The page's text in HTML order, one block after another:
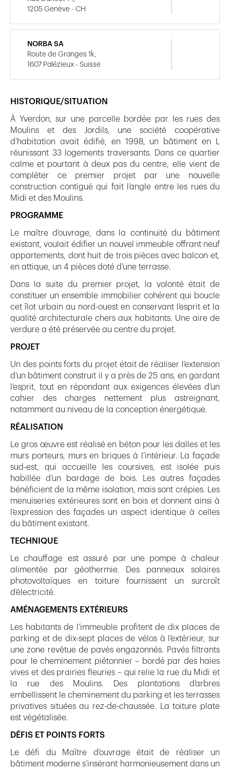
HISTORIQUE/SITUATION
À Yverdon, sur une parcelle bordée par les rues des
Moulins et des Jordils, une société coopérative
d’habitation avait édifié, en 1998, un bâtiment en L
réunissant 33 logements traversants. Dans ce quartier
calme et pourtant à deux pas du centre, elle vient de
compléter ce premier projet par une nouvelle
construction contiguë qui fait l’angle entre les rues du
Midi et des Moulins.
PROGRAMME
Le maître d’ouvrage, dans la continuité du bâtiment
existant, voulait édifier un nouvel immeuble offrant neuf
appartements, dont huit de trois pièces avec balcon et,
en attique, un 4 pièces doté d’une terrasse.
Dans la suite du premier projet, la volonté était de
constituer un ensemble immobilier cohérent qui boucle
cet îlot urbain au nord-ouest en conservant l’esprit et la
qualité architecturale chers aux habitants. Une aire de
verdure a été préservée au centre du projet.
PROJET
Un des points forts du projet était de réaliser l’extension
d’un bâtiment construit il y a près de 25 ans, en gardant
l’esprit, tout en répondant aux exigences élevées d’un
cahier des charges nettement plus astreignant,
notamment au niveau de la conception énergétique.
RÉALISATION
Le gros œuvre est réalisé en béton pour les dalles et les
murs porteurs, murs en briques à l’intérieur. La façade
sud-est, qui accueille les coursives, est isolée puis
habillée d’un bardage de bois. Les autres façades
bénéficient de la même isolation, mais sont crépies. Les
menuiseries extérieures sont en bois et donnent ainsi à
l’expression des façades un aspect identique à celles
du bâtiment existant.
TECHNIQUE
Le chauffage est assuré par une pompe à chaleur
alimentée par géothermie. Des panneaux solaires
photovoltaïques en toiture fournissent un surcroît
d’électricité.
AMÉNAGEMENTS EXTÉRIEURS
Les habitants de l’immeuble profitent de dix places de
parking et de dix-sept places de vélos à l’extérieur, sur
une zone revêtue de pavés engazonnés. Pavés filtrants
pour le cheminement piétonnier – bordé par des haies
vives et des prairies fleuries – qui relie la rue du Midi et
la rue des Moulins. Des plantations d’arbres
embellissent le cheminement du parking et les terrasses
privatives situées au rez-de-chaussée. La toiture plate
est végétalisée.
DÉFIS ET POINTS FORTS
Le défi du Maître d’ouvrage était de réaliser un
bâtiment moderne s’insérant harmonieusement dans un
1205 Genève - CH
NORBA SA
Route de Granges 1k,
1607 Palézieux - Suisse